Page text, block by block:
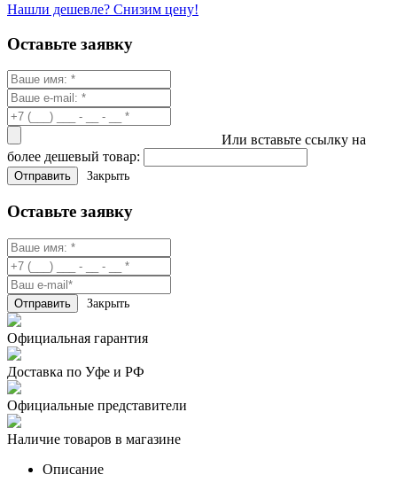
Нашли дешевле? Снизим цену!
Оставьте заявку
Или вставьте ссылку на
более дешевый товар:
Закрыть
Оставьте заявку
Закрыть
Официальная гарантия
Доставка по Уфе и РФ
Официальные представители
Наличие товаров в магазине
Описание